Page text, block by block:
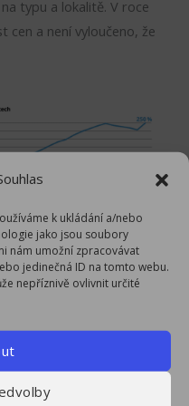
k ukládání a/nebo
jako jsou soubory
nám umožní zpracovávat
jedinečná ID na tomto webu.
nepříznivě ovlivnit určité
typu a lokalitě. V roce
cen a není vyloučeno, že
10 % levnější než